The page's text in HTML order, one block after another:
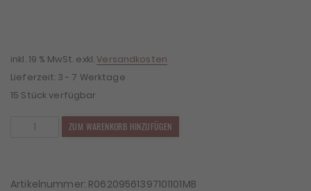
inkl. 19 % MwSt. exkl.Versandkosten
Lieferzeit: 3 - 7 Werktage
15 Stück verfügbar
9,5x20
ZUM WARENKORB HINZUFÜGEN
Artikelnummer: R06209561397101101MB